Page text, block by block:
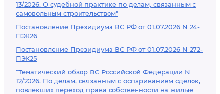
13/2026. О судебной практике по делам, связанным с
самовольным строительством"
Постановление Президиума ВС РФ от 01.07.2026 N 24-
ПЭК26
Постановление Президиума ВС РФ от 01.07.2026 N 272-
ПЭК25
"Тематический обзор ВС Российской Федерации N
12/2026. По делам, связанным с оспариванием сделок,
повлекших переход права собственности на жилые